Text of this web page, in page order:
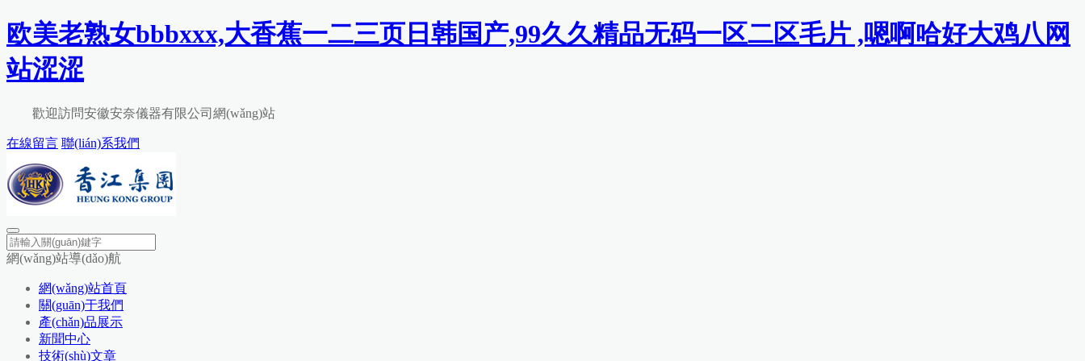
欧美老熟女bbbxxx,大香蕉一二三页日韩国产,99久久精品无码一区二区毛片 ,嗯啊哈好大鸡八网
站涩涩
歡迎訪問安徽安奈儀器有限公司網(wǎng)站
在線留言 聯(lián)系我們
網(wǎng)站導(dǎo)航
網(wǎng)站首頁
關(guān)于我們
產(chǎn)品展示
新聞中心
技術(shù)文章